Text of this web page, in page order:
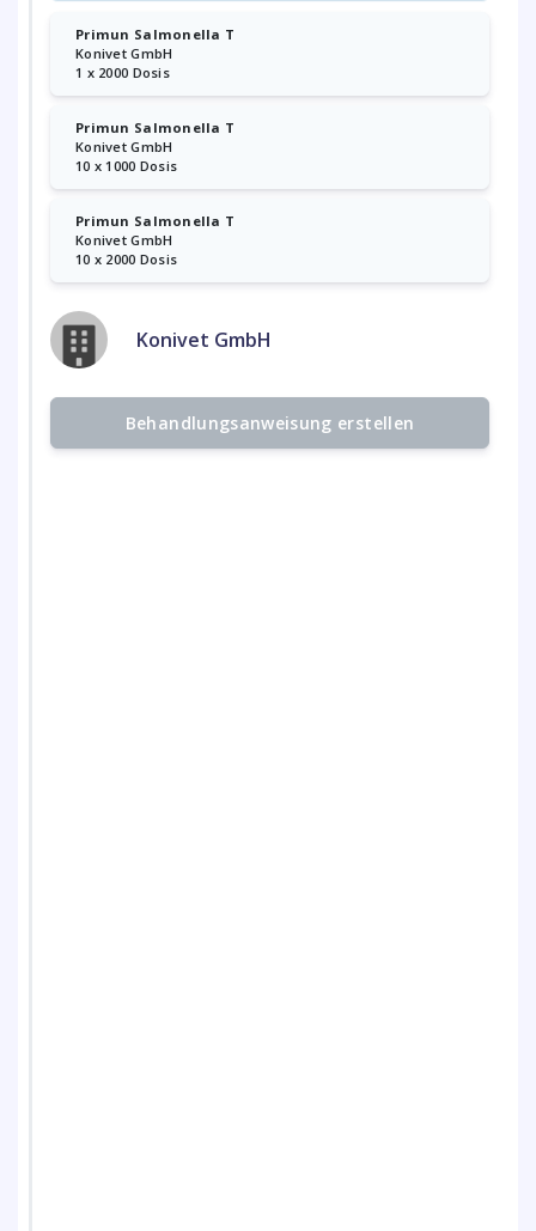
Primun Salmonella T
Konivet GmbH
1 x 2000 Dosis
Primun Salmonella T
Konivet GmbH
10 x 1000 Dosis
Primun Salmonella T
Konivet GmbH
10 x 2000 Dosis
Konivet GmbH
Behandlungsanweisung erstellen